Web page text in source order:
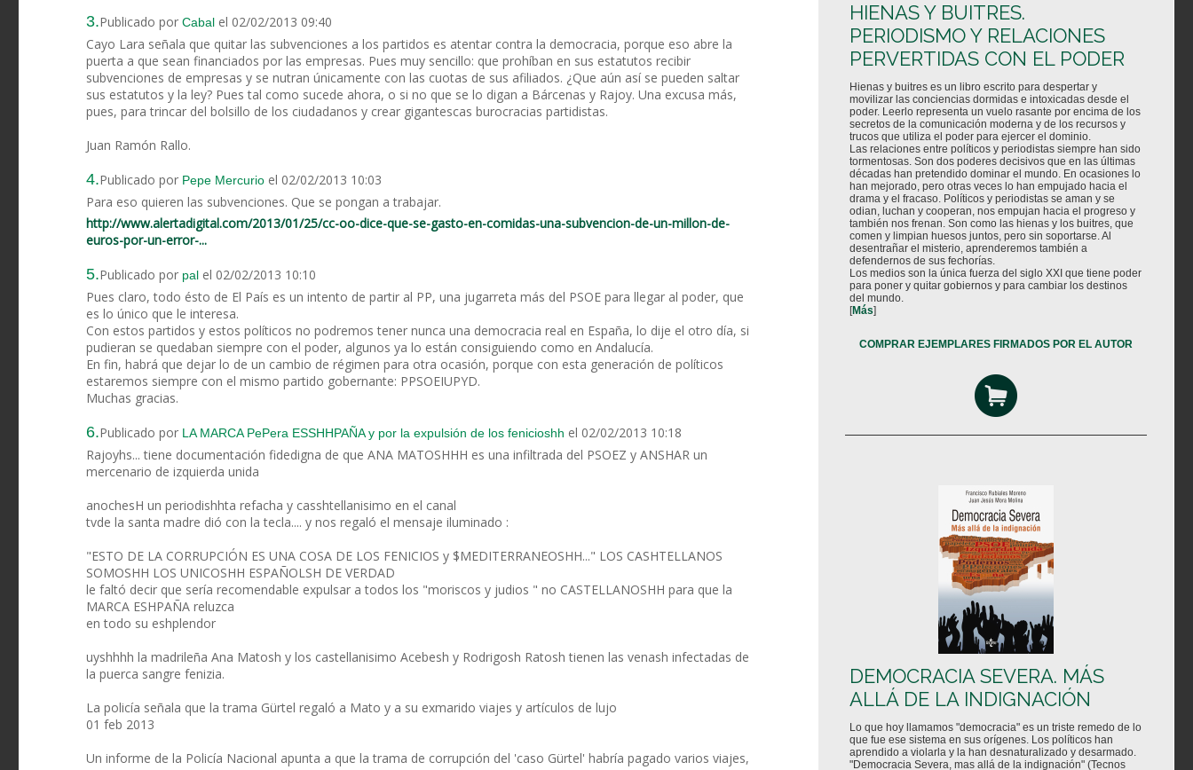
3.Publicado por Cabal el 02/02/2013 09:40
Cayo Lara señala que quitar las subvenciones a los partidos es atentar contra la democracia, porque eso abre la
puerta a que sean financiados por las empresas. Pues muy sencillo: que prohíban en sus estatutos recibir
subvenciones de empresas y se nutran únicamente con las cuotas de sus afiliados. ¿Que aún así se pueden saltar
sus estatutos y la ley? Pues tal como sucede ahora, o si no que se lo digan a Bárcenas y Rajoy. Una excusa más,
pues, para trincar del bolsillo de los ciudadanos y crear gigantescas burocracias partidistas.
Juan Ramón Rallo.
4.Publicado por Pepe Mercurio el 02/02/2013 10:03
Para eso quieren las subvenciones. Que se pongan a trabajar.
http://www.alertadigital.com/2013/01/25/cc-oo-dice-que-se-gasto-en-comidas-una-subvencion-de-un-millon-de-
euros-por-un-error-...
5.Publicado por pal el 02/02/2013 10:10
Pues claro, todo ésto de El País es un intento de partir al PP, una jugarreta más del PSOE para llegar al poder, que
es lo único que le interesa.
Con estos partidos y estos políticos no podremos tener nunca una democracia real en España, lo dije el otro día, si
pudieran se quedaban siempre con el poder, algunos ya lo están consiguiendo como en Andalucía.
En fin, habrá que dejar lo de un cambio de régimen para otra ocasión, porque con esta generación de políticos
estaremos siempre con el mismo partido gobernante: PPSOEIUPYD.
Muchas gracias.
6.Publicado por LA MARCA PePera ESSHHPAÑA y por la expulsión de los fenicioshh el 02/02/2013 10:18
Rajoyhs... tiene documentación fidedigna de que ANA MATOSHHH es una infiltrada del PSOEZ y ANSHAR un
mercenario de izquierda unida
anochesH un periodishhta refacha y casshtellanisimo en el canal
tvde la santa madre dió con la tecla.... y nos regaló el mensaje iluminado :
"ESTO DE LA CORRUPCIÓN ES UNA COSA DE LOS FENICIOS y $MEDITERRANEOSHH..." LOS CASHTELLANOS
SOMOSHH LOS UNICOSHH ESPAÑOLSH DE VERDAD
le faltó decir que sería recomendable expulsar a todos los "moriscos y judios " no CASTELLANOSHH para que la
MARCA ESHPAÑA reluzca
en todo su eshplendor
uyshhhh la madrileña Ana Matosh y los castellanisimo Acebesh y Rodrigosh Ratosh tienen las venash infectadas de
la puerca sangre fenizia.
La policía señala que la trama Gürtel regaló a Mato y a su exmarido viajes y artículos de lujo
01 feb 2013
Un informe de la Policía Nacional apunta a que la trama de corrupción del 'caso Gürtel' habría pagado varios viajes,
HIENAS Y BUITRES.
PERIODISMO Y RELACIONES
PERVERTIDAS CON EL PODER
Hienas y buitres es un libro escrito para despertar y
movilizar las conciencias dormidas e intoxicadas desde el
poder. Leerlo representa un vuelo rasante por encima de los
secretos de la comunicación moderna y de los recursos y
trucos que utiliza el poder para ejercer el dominio.
Las relaciones entre políticos y periodistas siempre han sido
tormentosas. Son dos poderes decisivos que en las últimas
décadas han pretendido dominar el mundo. En ocasiones lo
han mejorado, pero otras veces lo han empujado hacia el
drama y el fracaso. Políticos y periodistas se aman y se
odian, luchan y cooperan, nos empujan hacia el progreso y
también nos frenan. Son como las hienas y los buitres, que
comen y limpian huesos juntos, pero sin soportarse. Al
desentrañar el misterio, aprenderemos también a
defendernos de sus fechorías.
Los medios son la única fuerza del siglo XXI que tiene poder
para poner y quitar gobiernos y para cambiar los destinos
del mundo.
[Más]
COMPRAR EJEMPLARES FIRMADOS POR EL AUTOR
DEMOCRACIA SEVERA. MÁS
ALLÁ DE LA INDIGNACIÓN
Lo que hoy llamamos "democracia" es un triste remedo de lo
que fue ese sistema en sus orígenes. Los políticos han
aprendido a violarla y la han desnaturalizado y desarmado.
"Democracia Severa, mas allá de la indignación" (Tecnos